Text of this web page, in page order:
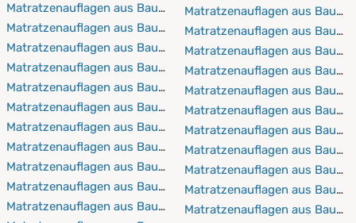
Matratzenauflagen aus Baumwolle 100x190 cm
Matratzenauflagen aus Baumwolle 100x200 cm
Matratzenauflagen aus Baumwolle 100x210 cm
Matratzenauflagen aus Baumwolle 100x220 cm
Matratzenauflagen aus Baumwolle 110x190 cm
Matratzenauflagen aus Baumwolle 110x200 cm
Matratzenauflagen aus Baumwolle 110x210 cm
Matratzenauflagen aus Baumwolle 110x220 cm
Matratzenauflagen aus Baumwolle 120x190 cm
Matratzenauflagen aus Baumwolle 120x200 cm
Matratzenauflagen aus Baumwolle 120x210 cm
Matratzenauflagen aus
Matratzenauflagen aus
Matratzenauflagen aus
Matratzenauflagen aus
Matratzenauflagen aus
Matratzenauflagen aus
Matratzenauflagen aus
Matratzenauflagen aus
Matratzenauflagen aus
Matratzenauflagen aus
Matratzenauflagen aus